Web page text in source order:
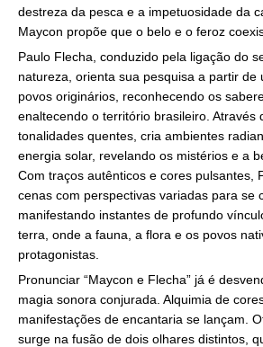
destreza da pesca e a impetuosidade da
Maycon propõe que o belo e o feroz
Paulo Flecha, conduzido pela ligação do
natureza, orienta sua pesquisa a partir de
povos originários, reconhecendo os
enaltecendo o território brasileiro. Através
tonalidades quentes, cria ambientes
energia solar, revelando os mistérios e a
Com traços autênticos e cores pulsantes,
cenas com perspectivas variadas para se
manifestando instantes de profundo
terra, onde a fauna, a flora e os povos
protagonistas.
Pronunciar “Maycon e Flecha” já é
magia sonora conjurada. Alquimia de
manifestações de encantaria se lançam.
surge na fusão de dois olhares distintos,